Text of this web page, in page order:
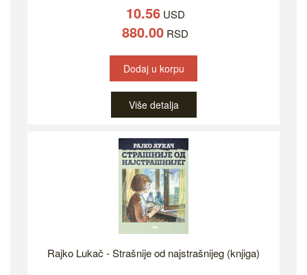
10.56USD
880.00 RSD
Dodaj u korpu
Više detalja
Rajko Lukač - Strašnije od najstrašnijeg (knjiga)